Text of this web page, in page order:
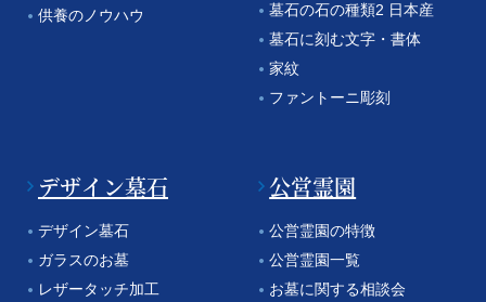
供養のノウハウ
墓石の石の種類2 日本産
墓石に刻む文字・書体
家紋
ファントーニ彫刻
デザイン墓石
デザイン墓石
ガラスのお墓
レザータッチ加工
公営霊園
公営霊園の特徴
公営霊園一覧
お墓に関する相談会